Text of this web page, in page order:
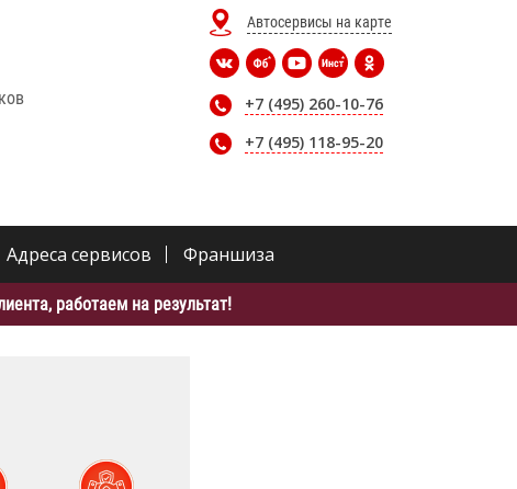
Автосервисы на карте
+7 (495) 260-10-76
+7 (495) 118-95-20
Адреса сервисов Франшиза
работаем на результат!